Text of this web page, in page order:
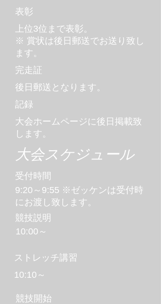
表彰
上位3位まで表彰。
※ 賞状は後日郵送でお送り致し
ます。
完走証
後日郵送となります。
記録
大会ホームページに後日掲載致
します。
大会スケジュール
受付時間
9:20～9:55 ※ゼッケンは受付時
にお渡し致します。
競技説明
10:00～
競技開始
ストレッチ講習
10:10～